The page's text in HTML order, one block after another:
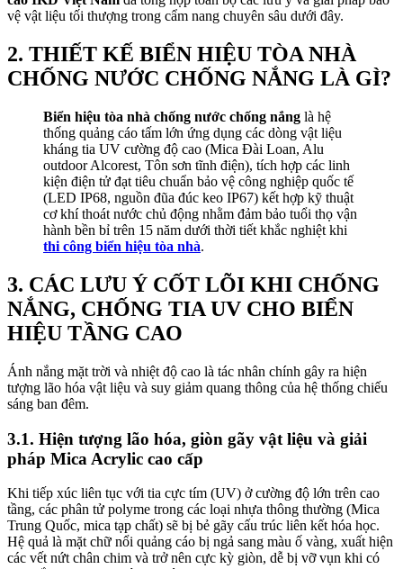
vệ vật liệu tối thượng trong cẩm nang chuyên sâu dưới đây.
2. THIẾT KẾ BIỂN HIỆU TÒA NHÀ
CHỐNG NƯỚC CHỐNG NẮNG LÀ GÌ?
Biển hiệu tòa nhà chống nước chống nắng là hệ
thống quảng cáo tấm lớn ứng dụng các dòng vật liệu
kháng tia UV cường độ cao (Mica Đài Loan, Alu
outdoor Alcorest, Tôn sơn tĩnh điện), tích hợp các linh
kiện điện tử đạt tiêu chuẩn bảo vệ công nghiệp quốc tế
(LED IP68, nguồn đũa đúc keo IP67) kết hợp kỹ thuật
cơ khí thoát nước chủ động nhằm đảm bảo tuổi thọ vận
hành bền bỉ trên 15 năm dưới thời tiết khắc nghiệt khi
thi công biển hiệu tòa nhà.
3. CÁC LƯU Ý CỐT LÕI KHI CHỐNG
NẮNG, CHỐNG TIA UV CHO BIỂN
HIỆU TẦNG CAO
Ánh nắng mặt trời và nhiệt độ cao là tác nhân chính gây ra hiện
tượng lão hóa vật liệu và suy giảm quang thông của hệ thống chiếu
sáng ban đêm.
3.1. Hiện tượng lão hóa, giòn gãy vật liệu và giải
pháp Mica Acrylic cao cấp
Khi tiếp xúc liên tục với tia cực tím (UV) ở cường độ lớn trên cao
tầng, các phân tử polyme trong các loại nhựa thông thường (Mica
Trung Quốc, mica tạp chất) sẽ bị bẻ gãy cấu trúc liên kết hóa học.
Hệ quả là mặt chữ nổi quảng cáo bị ngả sang màu ố vàng, xuất hiện
các vết nứt chân chim và trở nên cực kỳ giòn, dễ bị vỡ vụn khi có